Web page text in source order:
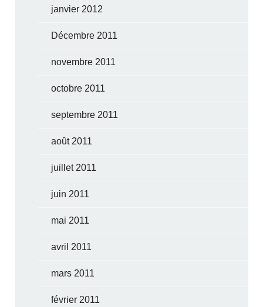
janvier 2012
Décembre 2011
novembre 2011
octobre 2011
septembre 2011
août 2011
juillet 2011
juin 2011
mai 2011
avril 2011
mars 2011
février 2011